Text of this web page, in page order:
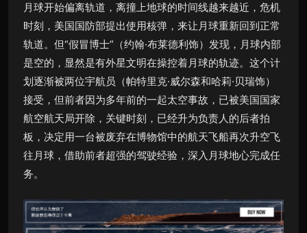
月球开始偏离轨道，离撞上地球的时间线越来越近，危机
时刻，美国国防部提出使用核弹，来让月球重新回到正常
轨道。但“假冒博士”（约翰·布莱德利饰）发现，月球内部
是空的，显然是有外星文明在操控着月球的轨迹。这个计
划逐渐被两位宇航员（帕特里克·威尔森和哈莉·贝瑞饰）
接受，但前者因为多年前的一起太空事故，已被美国国家
航空航天局开除，关键时刻，已经升为负责人的后者拍
板，决定用一台被废弃在博物馆中的航天飞船再次升空飞
往月球，借助前者超强的驾驶经验，深入月球地心完成任
务。